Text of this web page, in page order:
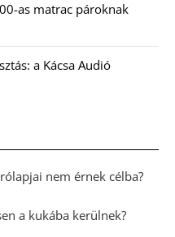
as matrac pároknak
a Kácsa Audió
nem érnek célba?
a kukába kerülnek?